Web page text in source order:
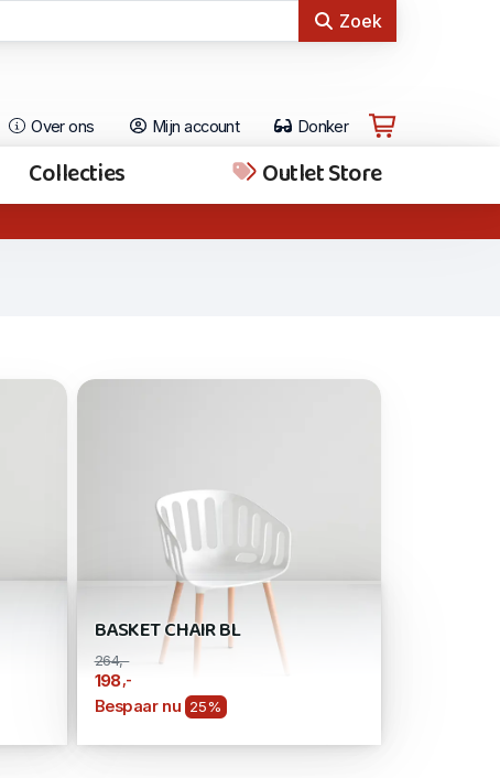
Zoek
Over ons Mijn account Donker
Collecties Outlet Store
BASKET CHAIR BL
264,-
198 ,-
Bespaar nu 25%